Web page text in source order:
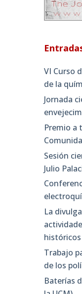
VI Curso
de la
Jornada
Premio a
Sesión
Julio
La
Trabajo
de los
Baterías